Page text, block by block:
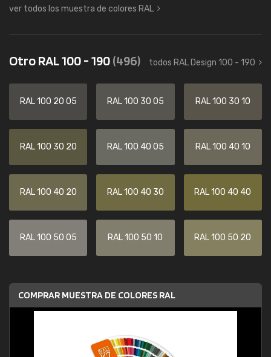
ver todos los muestra de colores RAL
Otro RAL 100 - 190(496) todos RAL Design 100 - 190
RAL 100 20 05 RAL 100 30 05 RAL 100 30 10
RAL 100 30 20 RAL 100 40 05 RAL 100 40 10
RAL 100 40 20 RAL 100 40 30 RAL 100 40 40
RAL 100 50 05 RAL 100 50 10 RAL 100 50 20
COMPRAR MUESTRA DE COLORES RAL